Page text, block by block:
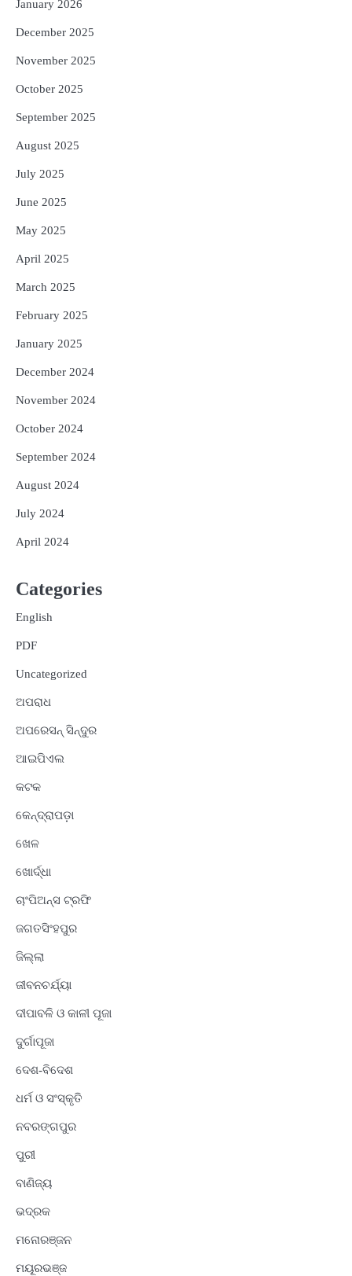
January 2026
December 2025
November 2025
October 2025
September 2025
August 2025
July 2025
June 2025
May 2025
April 2025
March 2025
February 2025
January 2025
December 2024
November 2024
October 2024
September 2024
August 2024
July 2024
April 2024
Categories
English
PDF
Uncategorized
ଅପରାଧ
ଅପରେସନ୍ ସିନ୍ଦୁର
ଆଇପିଏଲ
କଟକ
କେନ୍ଦ୍ରାପଡ଼ା
ଖେଳ
ଖୋର୍ଦ୍ଧା
ଚାଂପିଅନ୍ସ ଟ୍ରଫି
ଜଗତସିଂହପୁର
ଜିଲ୍ଲା
ଜୀବନଚର୍ଯ୍ୟା
ଦୀପାବଳି ଓ କାଳୀ ପୂଜା
ଦୁର୍ଗାପୂଜା
ଦେଶ-ବିଦେଶ
ଧର୍ମ ଓ ସଂସ୍କୃତି
ନବରଙ୍ଗପୁର
ପୁରୀ
ବାଣିଜ୍ୟ
ଭଦ୍ରକ
ମନୋରଞ୍ଜନ
ମୟୂରଭଞ୍ଜ